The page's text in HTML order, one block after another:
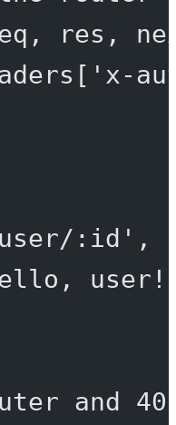
, res ,
'x-
:id' ,
and